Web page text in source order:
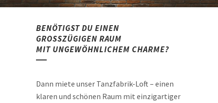
BENÖTIGST DU EINEN
GROSSZÜGIGEN RAUM
MIT UNGEWÖHNLICHEM CHARME?
Dann miete unser Tanzfabrik-Loft – einen
klaren und schönen Raum mit einzigartiger